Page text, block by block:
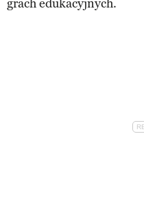
grach edukacyjnych.